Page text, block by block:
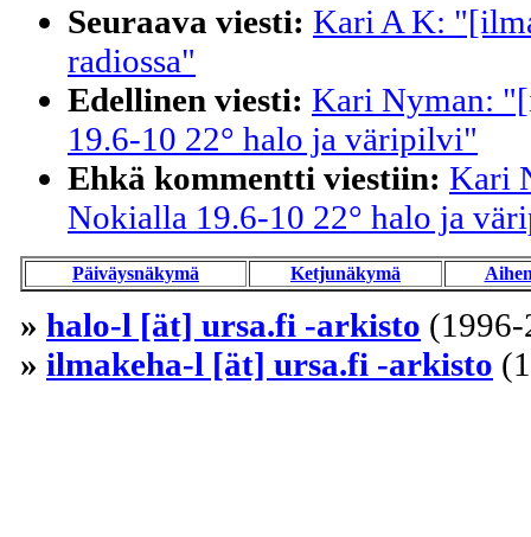
Seuraava viesti: Kari A K:
radiossa"
Edellinen viesti: Kari Nyman:
19.6-10 22° halo ja väripilvi"
Ehkä kommentti viestiin: Kari
Nokialla 19.6-10 22° halo ja
Päiväysnäkymä Ketjunäkymä
» halo-l [ät] ursa.fi -arkisto
» ilmakeha-l [ät] ursa.fi -arkisto